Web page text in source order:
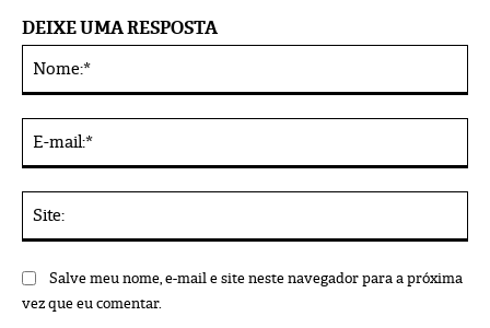
DEIXE UMA RESPOSTA
Salve meu nome, e-mail e site neste navegador para a próxima
vez que eu comentar.